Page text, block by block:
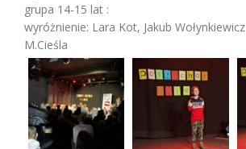
grupa 14-15 lat :
wyróżnienie: Lara Kot, Jakub Wołynkiewicz
M.Cieśla